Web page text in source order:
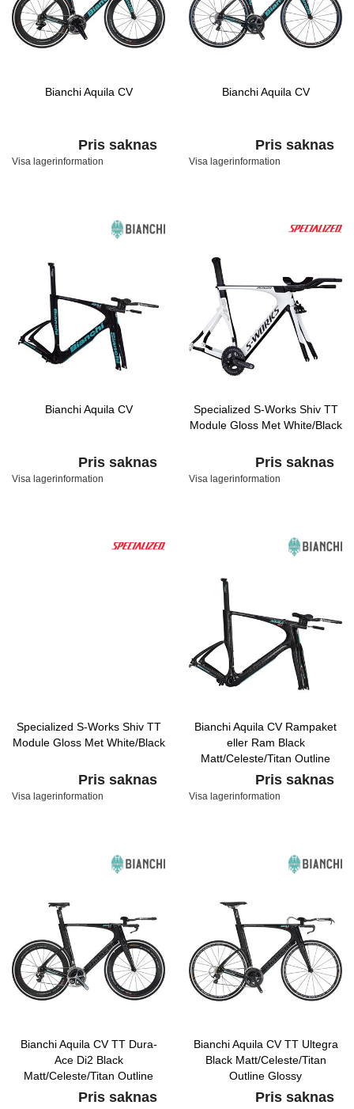
Bianchi Aquila CV
Pris saknas
Visa lagerinformation
Bianchi Aquila CV
Pris saknas
Visa lagerinformation
Bianchi Aquila CV
Pris saknas
Visa lagerinformation
Specialized S-Works Shiv TT
Module Gloss Met White/Black
Pris saknas
Visa lagerinformation
Specialized S-Works Shiv TT
Module Gloss Met White/Black
Pris saknas
Visa lagerinformation
Bianchi Aquila CV Rampaket
eller Ram Black
Matt/Celeste/Titan Outline
Glossy
Pris saknas
Visa lagerinformation
Bianchi Aquila CV TT Dura-
Ace Di2 Black
Matt/Celeste/Titan Outline
Glossy
Pris saknas
Bianchi Aquila CV TT Ultegra
Black Matt/Celeste/Titan
Outline Glossy
Pris saknas